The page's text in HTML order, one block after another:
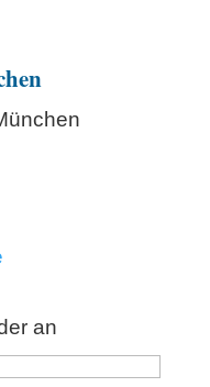
an